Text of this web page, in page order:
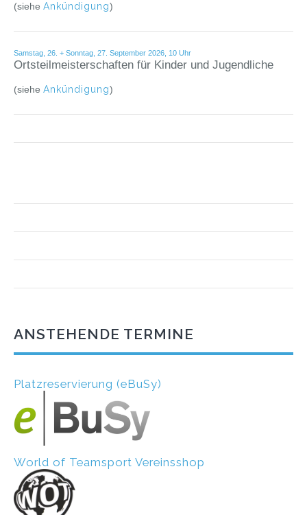
(siehe Ankündigung)
Samstag, 26. + Sonntag, 27. September 2026, 10 Uhr
Ortsteilmeisterschaften für Kinder und Jugendliche
(siehe Ankündigung)
ANSTEHENDE TERMINE
Platzreservierung (eBuSy)
World of Teamsport Vereinsshop